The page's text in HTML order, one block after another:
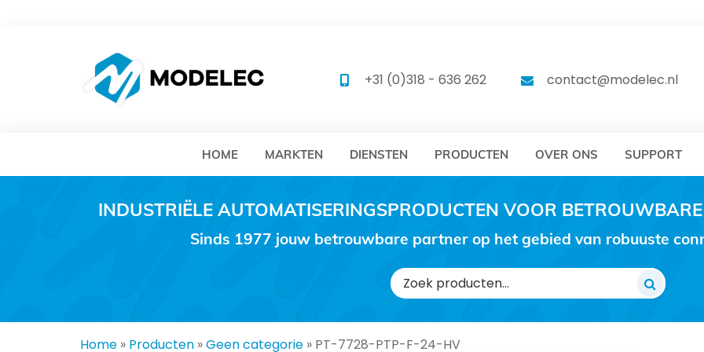
MODELEC MODELEC
+31 (0)318 - 636 262 contact@modelec.nl
HOME MARKTEN DIENSTEN PRODUCTEN OVER ONS SUPPORT
INDUSTRIËLE AUTOMATISERINGSPRODUCTEN VOOR
Sinds 1977 jouw betrouwbare partner op het gebied van robuuste
Zoeken
naar:
Home » Producten »Geen categorie » PT-7728-PTP-F-24-HV